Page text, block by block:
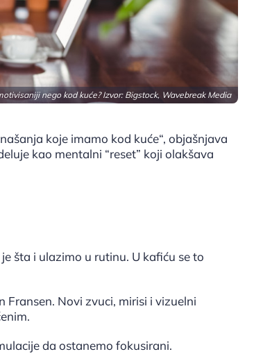
nego kod kuće? Izvor: Bigstock, Wavebreak Media
koje imamo kod kuće“, objašnjava
kao mentalni “reset” koji olakšava
šta i ulazimo u rutinu. U kafiću se to
Fransen. Novi zvuci, mirisi i vizuelni
da ostanemo fokusirani.